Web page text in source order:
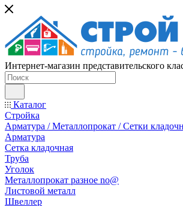
Интернет-магазин представительского
Каталог
Стройка
Арматура / Металлопрокат / Сетки
Арматура
Сетка кладочная
Труба
Уголок
Металлопрокат разное no@
Листовой металл
Швеллер